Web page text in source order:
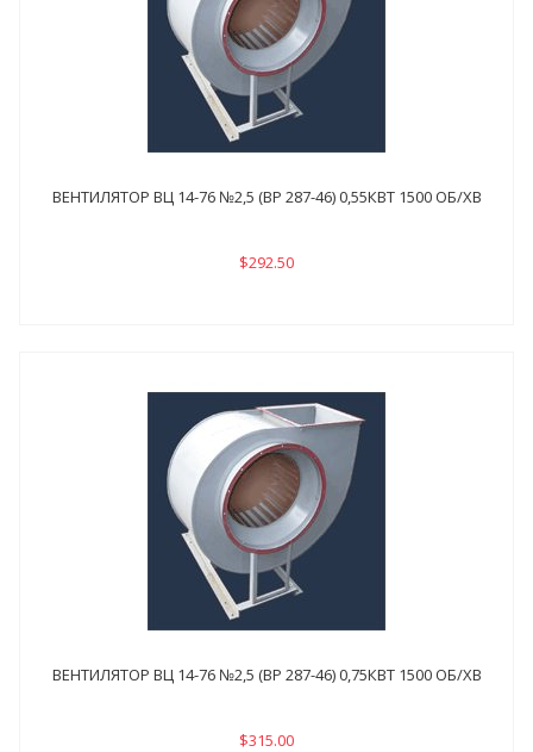
ВЕНТИЛЯТОР ВЦ 14-76 №2,5 (ВР 287-46) 0,55КВТ 1500 ОБ/ХВ
$292.50
ВЕНТИЛЯТОР ВЦ 14-76 №2,5 (ВР 287-46) 0,75КВТ 1500 ОБ/ХВ
$315.00